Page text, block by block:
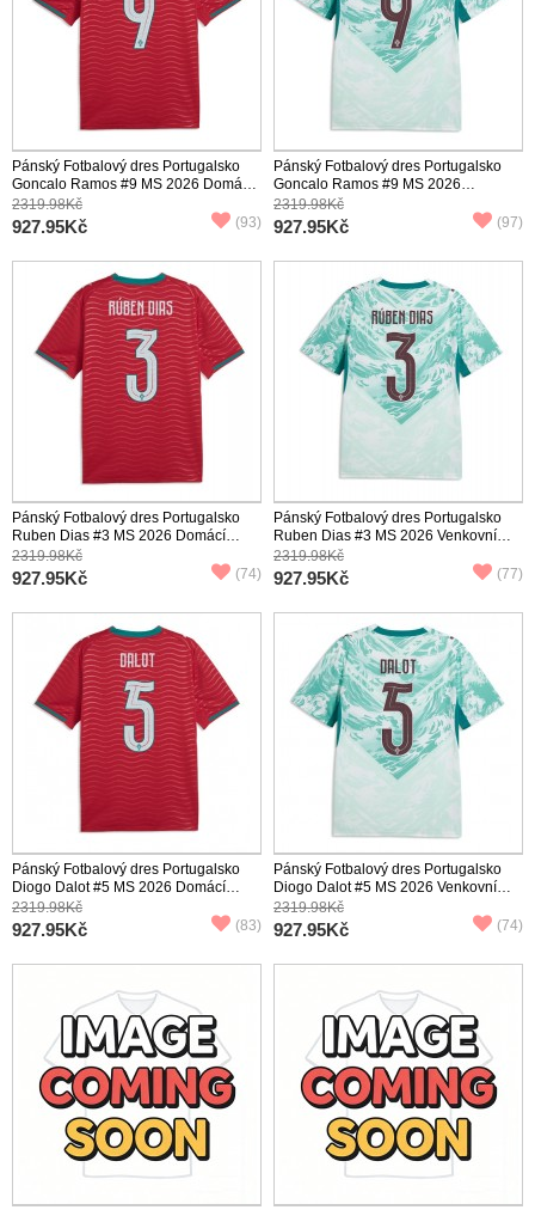
Pánský Fotbalový dres Portugalsko
Goncalo Ramos #9 MS 2026 Domácí
Krátký Rukáv
2319.98Kč
927.95Kč (93)
Pánský Fotbalový dres Portugalsko
Goncalo Ramos #9 MS 2026
Venkovní Krátký Rukáv
2319.98Kč
927.95Kč (97)
Pánský Fotbalový dres Portugalsko
Ruben Dias #3 MS 2026 Domácí
Krátký Rukáv
2319.98Kč
927.95Kč (74)
Pánský Fotbalový dres Portugalsko
Ruben Dias #3 MS 2026 Venkovní
Krátký Rukáv
2319.98Kč
927.95Kč (77)
Pánský Fotbalový dres Portugalsko
Diogo Dalot #5 MS 2026 Domácí
Krátký Rukáv
2319.98Kč
927.95Kč (83)
Pánský Fotbalový dres Portugalsko
Diogo Dalot #5 MS 2026 Venkovní
Krátký Rukáv
2319.98Kč
927.95Kč (74)